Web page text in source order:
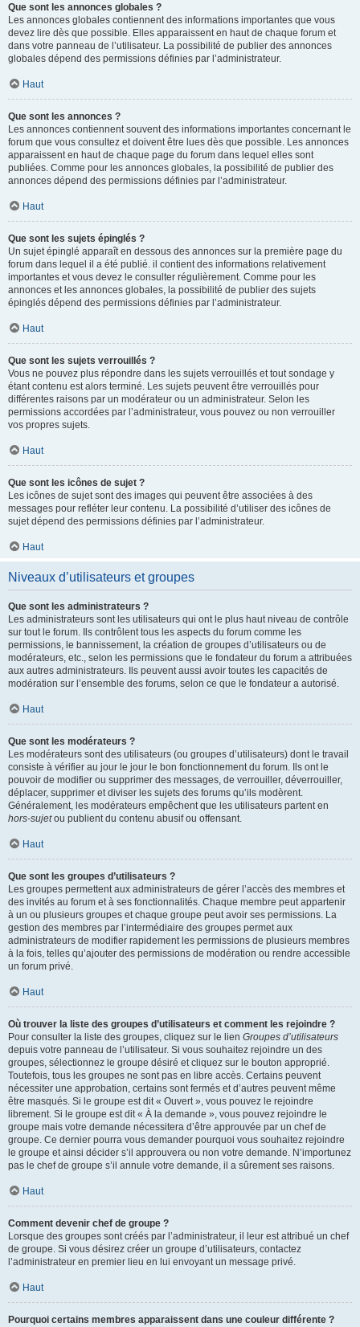
Que sont les annonces globales ?
Les annonces globales contiennent des informations importantes que vous
devez lire dès que possible. Elles apparaissent en haut de chaque forum et
dans votre panneau de l’utilisateur. La possibilité de publier des annonces
globales dépend des permissions définies par l’administrateur.
Haut
Que sont les annonces ?
Les annonces contiennent souvent des informations importantes concernant le
forum que vous consultez et doivent être lues dès que possible. Les annonces
apparaissent en haut de chaque page du forum dans lequel elles sont
publiées. Comme pour les annonces globales, la possibilité de publier des
annonces dépend des permissions définies par l’administrateur.
Haut
Que sont les sujets épinglés ?
Un sujet épinglé apparaît en dessous des annonces sur la première page du
forum dans lequel il a été publié. il contient des informations relativement
importantes et vous devez le consulter régulièrement. Comme pour les
annonces et les annonces globales, la possibilité de publier des sujets
épinglés dépend des permissions définies par l’administrateur.
Haut
Que sont les sujets verrouillés ?
Vous ne pouvez plus répondre dans les sujets verrouillés et tout sondage y
étant contenu est alors terminé. Les sujets peuvent être verrouillés pour
différentes raisons par un modérateur ou un administrateur. Selon les
permissions accordées par l’administrateur, vous pouvez ou non verrouiller
vos propres sujets.
Haut
Que sont les icônes de sujet ?
Les icônes de sujet sont des images qui peuvent être associées à des
messages pour refléter leur contenu. La possibilité d’utiliser des icônes de
sujet dépend des permissions définies par l’administrateur.
Haut
Niveaux d’utilisateurs et groupes
Que sont les administrateurs ?
Les administrateurs sont les utilisateurs qui ont le plus haut niveau de contrôle
sur tout le forum. Ils contrôlent tous les aspects du forum comme les
permissions, le bannissement, la création de groupes d’utilisateurs ou de
modérateurs, etc., selon les permissions que le fondateur du forum a attribuées
aux autres administrateurs. Ils peuvent aussi avoir toutes les capacités de
modération sur l’ensemble des forums, selon ce que le fondateur a autorisé.
Haut
Que sont les modérateurs ?
Les modérateurs sont des utilisateurs (ou groupes d’utilisateurs) dont le travail
consiste à vérifier au jour le jour le bon fonctionnement du forum. Ils ont le
pouvoir de modifier ou supprimer des messages, de verrouiller, déverrouiller,
déplacer, supprimer et diviser les sujets des forums qu’ils modèrent.
Généralement, les modérateurs empêchent que les utilisateurs partent en
hors-sujetou publient du contenu abusif ou offensant.
Haut
Que sont les groupes d’utilisateurs ?
Les groupes permettent aux administrateurs de gérer l’accès des membres et
des invités au forum et à ses fonctionnalités. Chaque membre peut appartenir
à un ou plusieurs groupes et chaque groupe peut avoir ses permissions. La
gestion des membres par l’intermédiaire des groupes permet aux
administrateurs de modifier rapidement les permissions de plusieurs membres
à la fois, telles qu’ajouter des permissions de modération ou rendre accessible
un forum privé.
Haut
Où trouver la liste des groupes d’utilisateurs et comment les rejoindre ?
Pour consulter la liste des groupes, cliquez sur le lien Groupes d’utilisateurs
depuis votre panneau de l’utilisateur. Si vous souhaitez rejoindre un des
groupes, sélectionnez le groupe désiré et cliquez sur le bouton approprié.
Toutefois, tous les groupes ne sont pas en libre accès. Certains peuvent
nécessiter une approbation, certains sont fermés et d’autres peuvent même
être masqués. Si le groupe est dit « Ouvert », vous pouvez le rejoindre
librement. Si le groupe est dit « À la demande », vous pouvez rejoindre le
groupe mais votre demande nécessitera d’être approuvée par un chef de
groupe. Ce dernier pourra vous demander pourquoi vous souhaitez rejoindre
le groupe et ainsi décider s’il approuvera ou non votre demande. N’importunez
pas le chef de groupe s’il annule votre demande, il a sûrement ses raisons.
Haut
Comment devenir chef de groupe ?
Lorsque des groupes sont créés par l’administrateur, il leur est attribué un chef
de groupe. Si vous désirez créer un groupe d’utilisateurs, contactez
l’administrateur en premier lieu en lui envoyant un message privé.
Haut
Pourquoi certains membres apparaissent dans une couleur différente ?